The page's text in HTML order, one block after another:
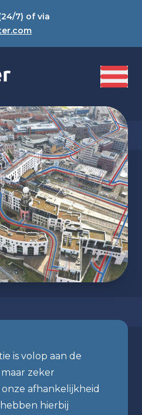
7) of via
is volop aan de
zeker
afhankelijkheid
hierbij